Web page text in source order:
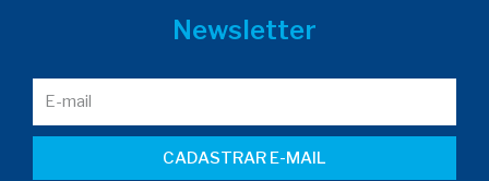
Newsletter
CADASTRAR E-MAIL